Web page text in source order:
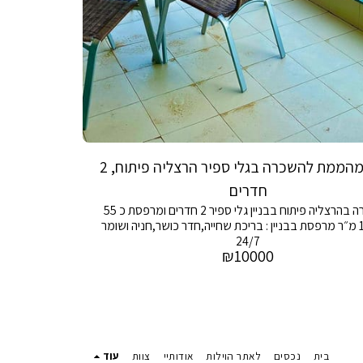
דירה מהממת להשכרה בגלי ספיר הרצליה פיתוח, 2
חדרים
להשכרה בהרצליה פיתוח בבניין גלי ספיר 2 חדרים ומרפסת כ 55
מ״ר ו10 מ״ר מרפסת בבניין : בריכת שחייה,חדר כושר,חניה ושומר
24/7
₪10000
בית נכסים לאתר הוילות אודותיי צוות עוד